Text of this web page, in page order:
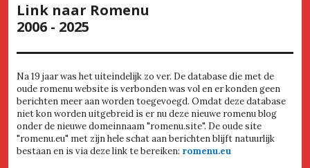
Link naar Romenu
2006 - 2025
Na 19 jaar was het uiteindelijk zo ver. De database die met de
oude romenu website is verbonden was vol en er konden geen
berichten meer aan worden toegevoegd. Omdat deze database
niet kon worden uitgebreid is er nu deze nieuwe romenu blog
onder de nieuwe domeinnaam "romenu.site". De oude site
"romenu.eu" met zijn hele schat aan berichten blijft natuurlijk
bestaan en is via deze link te bereiken: romenu.eu